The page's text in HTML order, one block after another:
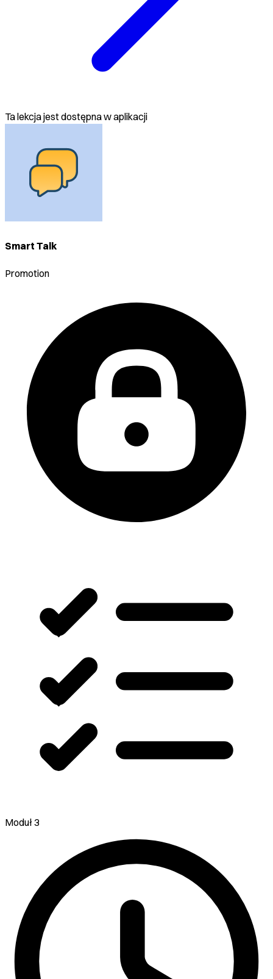
Ta lekcja jest dostępna w aplikacji
Smart Talk
Promotion
Moduł 3